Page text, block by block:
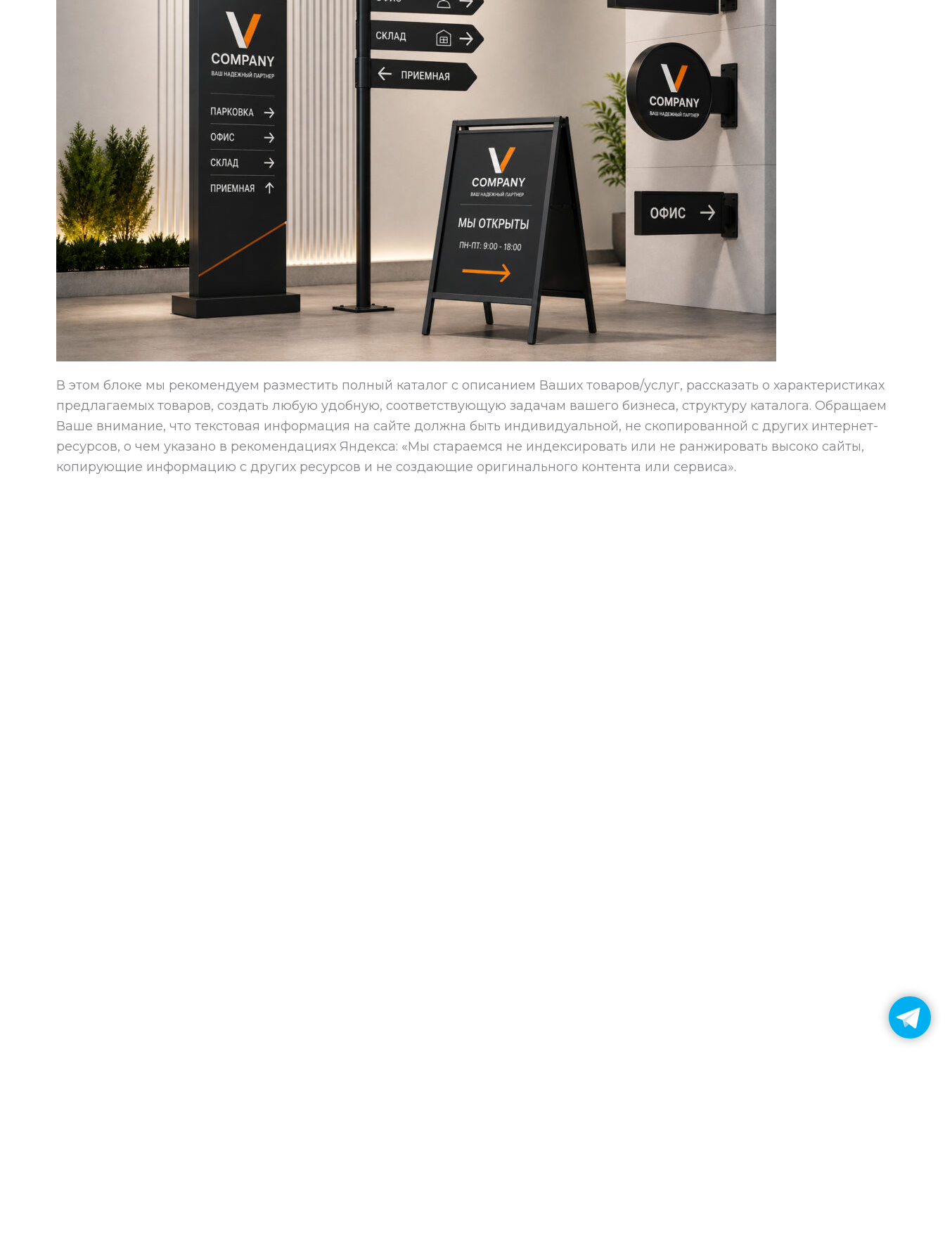
В этом блоке мы рекомендуем разместить полный каталог с описанием Ваших товаров/услуг, рассказать о характеристиках
предлагаемых товаров, создать любую удобную, соответствующую задачам вашего бизнеса, структуру каталога. Обращаем
Ваше внимание, что текстовая информация на сайте должна быть индивидуальной, не скопированной с других интернет-
ресурсов, о чем указано в рекомендациях Яндекса: «Мы стараемся не индексировать или не ранжировать высоко сайты,
копирующие информацию с других ресурсов и не создающие оригинального контента или сервиса».